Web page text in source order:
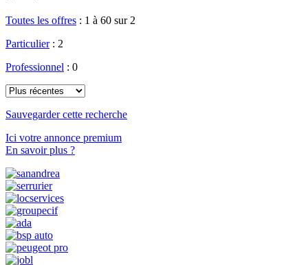
Toutes les offres : 1 à 60 sur 2
Particulier: 2
Professionnel : 0
Sauvegarder cette recherche
Ici votre annonce premium
En savoir plus ?